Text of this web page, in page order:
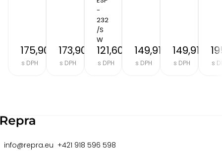
175,90 €
s DPH
173,90 €
s DPH
-
232
/S
W
121,60 €
s DPH
149,91 €
s DPH
149,91 €
s DPH s
info@repra.eu +421 918 596 598